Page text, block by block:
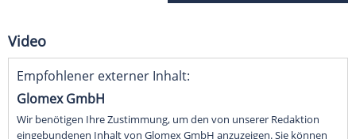
Video
Empfohlener externer Inhalt:
Glomex GmbH
Wir benötigen Ihre Zustimmung, um den von unserer Redaktion
eingebundenen Inhalt von Glomex GmbH anzuzeigen. Sie können